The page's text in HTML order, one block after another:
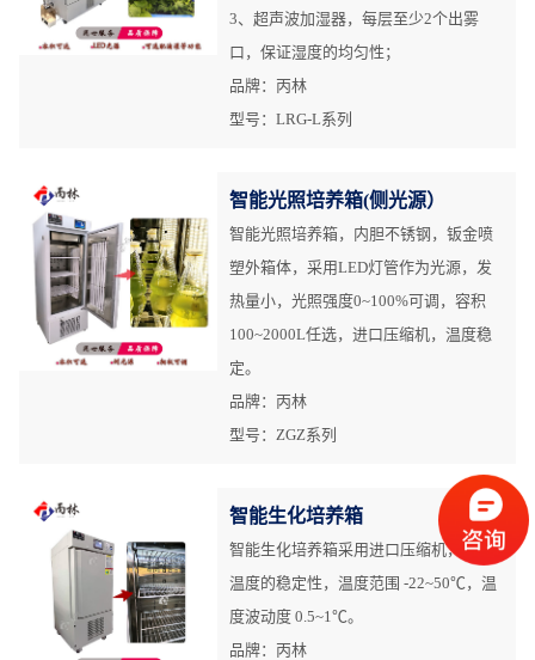
3、超声波加湿器，每层至少2个出雾
口，保证湿度的均匀性；
品牌：丙林
型号：LRG-L系列
智能光照培养箱(侧光源）
智能光照培养箱，内胆不锈钢，钣金喷
塑外箱体，采用LED灯管作为光源，发
热量小，光照强度0~100%可调，容积
100~2000L任选，进口压缩机，温度稳
定。
品牌：丙林
型号：ZGZ系列
智能生化培养箱
智能生化培养箱采用进口压缩机，保证
温度的稳定性，温度范围 -22~50℃，温
度波动度 0.5~1℃。
品牌：丙林